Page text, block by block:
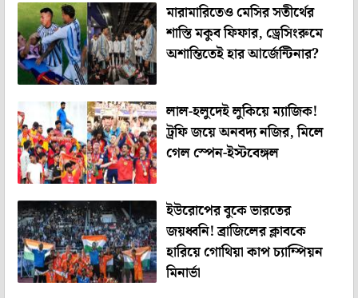
মারামারিতেও মেসির সতীর্থের
শাস্তি মকুব ফিফার, ড্রেসিংরুমে
অশান্তিতেই হার আর্জেন্টিনার?
লাল-হলুদেই লুকিয়ে ম্যাজিক!
ট্রফি জয়ে অনবদ্য নজির, মিলে
গেল স্পেন-ইস্টবেঙ্গল
ইউরোপের বুকে ভারতের
জয়ধ্বনি! ব্রাজিলের ক্লাবকে
হারিয়ে গোথিয়া কাপ চ্যাম্পিয়ন
মিনার্ভা